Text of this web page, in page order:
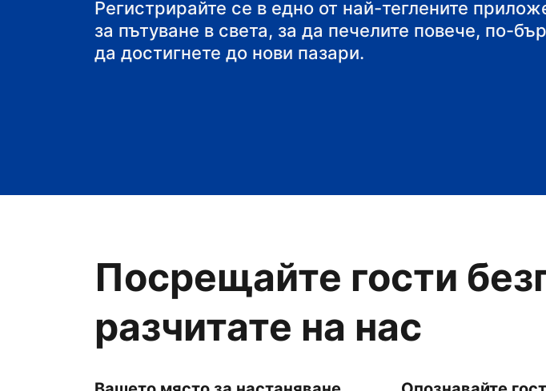
Регистрирайте се в едно от най-теглените
за пътуване в света, за да печелите повече, по-
да достигнете до нови пазари.
Посрещайте гости
разчитате на нас